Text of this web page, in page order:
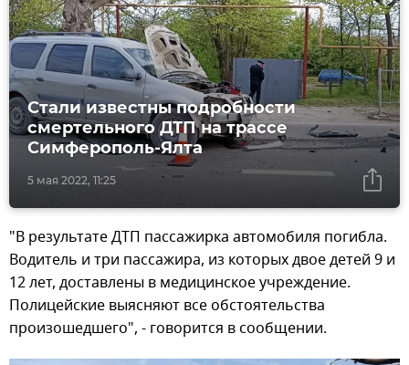
5 мая 2022, 11:25
Стали известны подробности
смертельного ДТП на трассе
Симферополь-Ялта
"В результате ДТП пассажирка автомобиля погибла.
Водитель и три пассажира, из которых двое детей 9 и
12 лет, доставлены в медицинское учреждение.
Полицейские выясняют все обстоятельства
произошедшего", - говорится в сообщении.